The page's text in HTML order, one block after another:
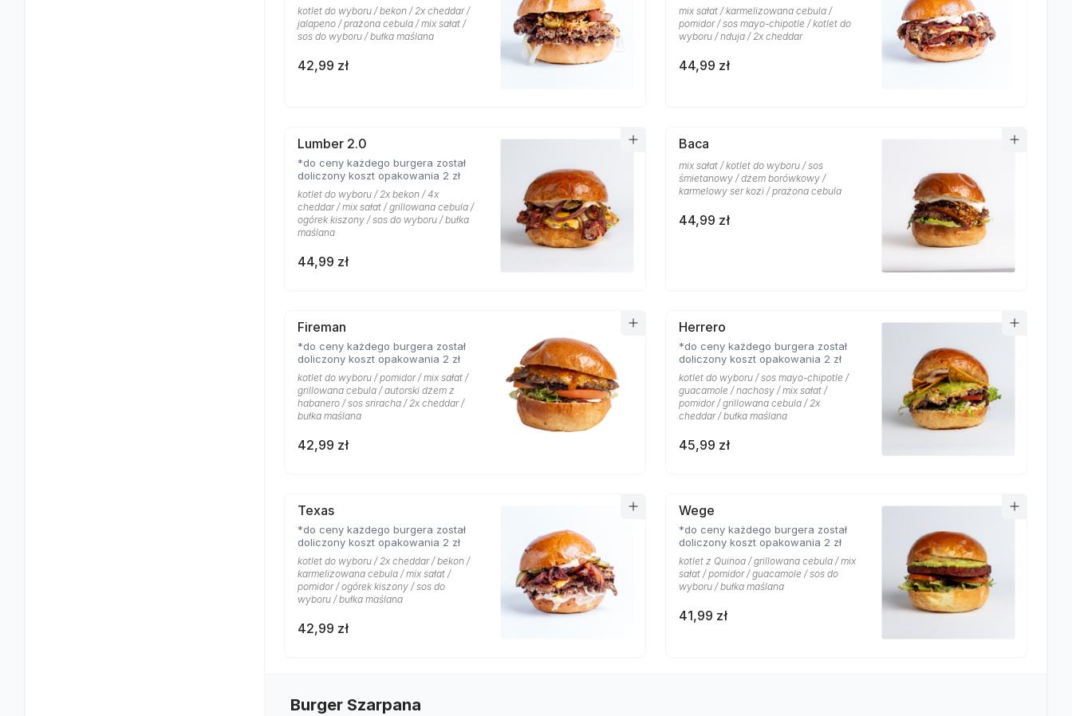
kotlet do wyboru / bekon / 2x cheddar /
jalapeno / prażona cebula / mix sałat /
sos do wyboru / bułka maślana
42,99 zł
mix sałat / karmelizowana cebula /
pomidor / sos mayo-chipotle / kotlet do
wyboru / nduja / 2x cheddar
44,99 zł
Lumber 2.0
*do ceny każdego burgera został
doliczony koszt opakowania 2 zł
kotlet do wyboru / 2x bekon / 4x
cheddar / mix sałat / grillowana cebula /
ogórek kiszony / sos do wyboru / bułka
maślana
44,99 zł
Baca
mix sałat / kotlet do wyboru / sos
śmietanowy / dżem borówkowy /
karmelowy ser kozi / prażona cebula
44,99 zł
Fireman
*do ceny każdego burgera został
doliczony koszt opakowania 2 zł
kotlet do wyboru / pomidor / mix sałat /
grillowana cebula / autorski dżem z
habanero / sos sriracha / 2x cheddar /
bułka maślana
42,99 zł
Herrero
*do ceny każdego burgera został
doliczony koszt opakowania 2 zł
kotlet do wyboru / sos mayo-chipotle /
guacamole / nachosy / mix sałat /
pomidor / grillowana cebula / 2x
cheddar / bułka maślana
45,99 zł
Texas
*do ceny każdego burgera został
doliczony koszt opakowania 2 zł
kotlet do wyboru / 2x cheddar / bekon /
karmelizowana cebula / mix sałat /
pomidor / ogórek kiszony / sos do
wyboru / bułka maślana
42,99 zł
Wege
*do ceny każdego burgera został
doliczony koszt opakowania 2 zł
kotlet z Quinoa / grillowana cebula / mix
sałat / pomidor / guacamole / sos do
wyboru / bułka maślana
41,99 zł
Burger Szarpana